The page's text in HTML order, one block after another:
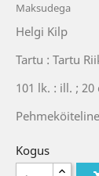
Maksudega
Helgi Kilp
Tartu : Tartu
101 lk. : ill. ; 20
Kogus